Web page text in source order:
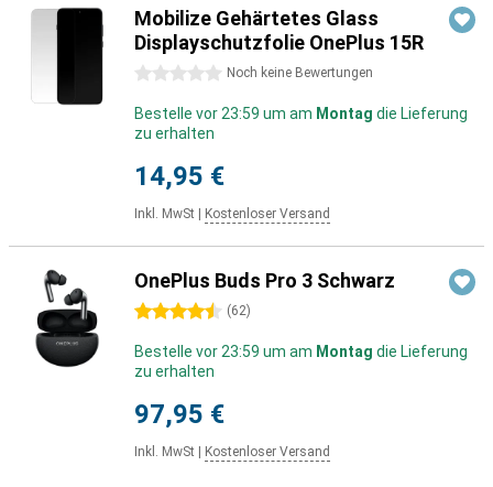
Mobilize Gehärtetes Glass
Displayschutzfolie OnePlus 15R
0 Sterne Noch keine Bewertungen
Bestelle vor 23:59 um am Montag die Lieferung
zu erhalten
14,95 €
Inkl. MwSt Kostenloser Versand
OnePlus Buds Pro 3 Schwarz
4.5 Sterne (62)
Bestelle vor 23:59 um am Montag die Lieferung
zu erhalten
97,95 €
Inkl. MwSt Kostenloser Versand